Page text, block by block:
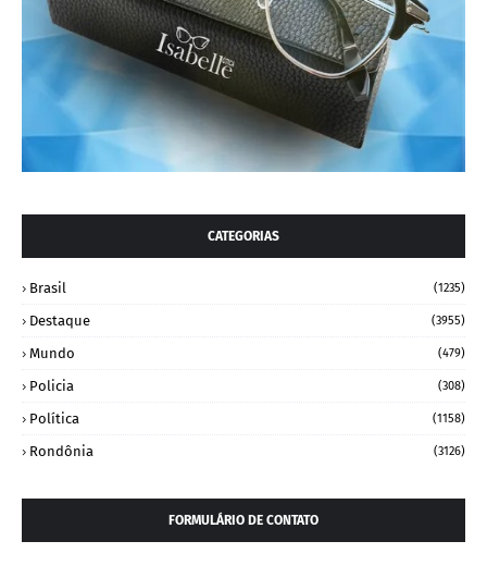
CATEGORIAS
Brasil (1235)
Destaque (3955)
Mundo (479)
Policia (308)
Política (1158)
Rondônia (3126)
FORMULÁRIO DE CONTATO